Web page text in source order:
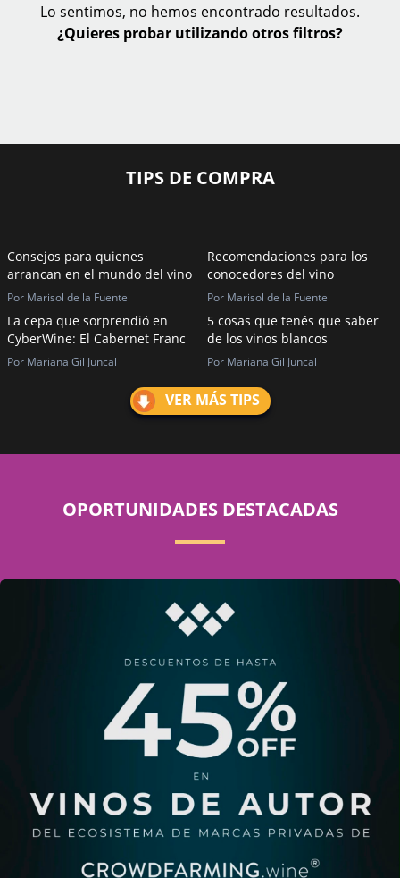
Lo sentimos, no hemos encontrado resultados.
¿Quieres probar utilizando otros filtros?
TIPS DE COMPRA
Consejos para quienes
arrancan en el mundo del vino
Por Marisol de la Fuente
Recomendaciones para los
conocedores del vino
Por Marisol de la Fuente
La cepa que sorprendió en
CyberWine: El Cabernet Franc
Por Mariana Gil Juncal
5 cosas que tenés que saber
de los vinos blancos
Por Mariana Gil Juncal
VER MÁS TIPS
OPORTUNIDADES DESTACADAS